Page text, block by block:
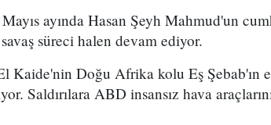
ayında Hasan Şeyh Mahmud'un
süreci halen devam ediyor.
Kaide'nin Doğu Afrika kolu Eş Şebab'ın
Saldırılara ABD insansız hava